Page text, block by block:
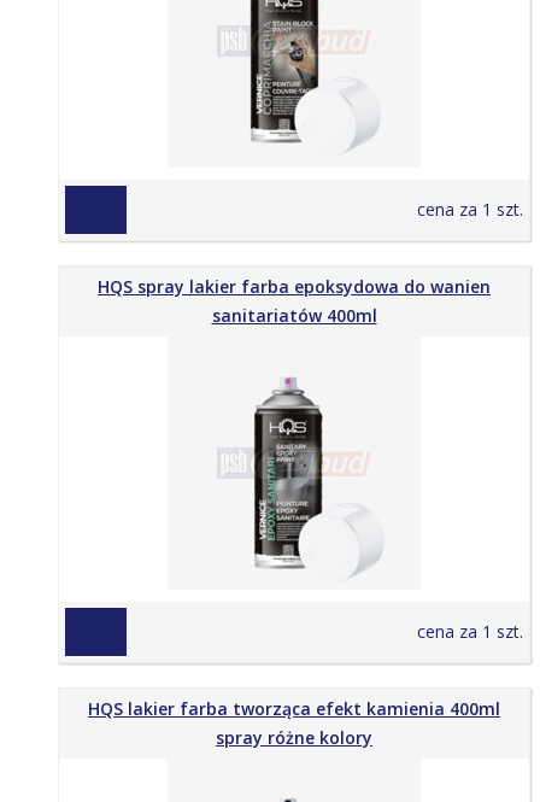
cena za 1 szt.
HQS spray lakier farba epoksydowa do wanien
sanitariatów 400ml
cena za 1 szt.
HQS lakier farba tworząca efekt kamienia 400ml
spray różne kolory